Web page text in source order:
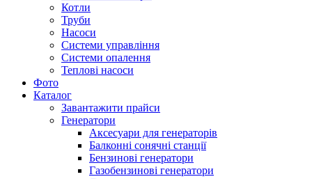
Котли
Труби
Насоси
Системи управління
Системи опалення
Теплові насоси
Фото
Каталог
Завантажити прайси
Генератори
Аксесуари для генераторів
Балконні сонячні станції
Бензинові генератори
Газобензинові генератори